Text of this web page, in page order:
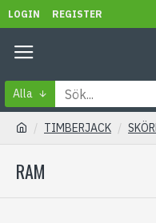
LOGIN REGISTER
Alla
TIMBERJACK
RAM